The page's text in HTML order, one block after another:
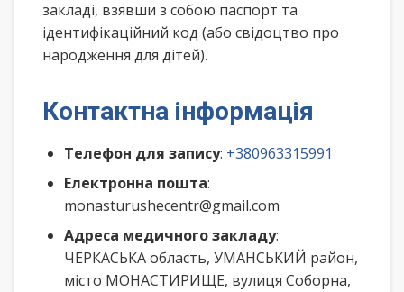
закладі, взявши з собою паспорт та
ідентифікаційний код (або свідоцтво про
народження для дітей).
Контактна інформація
Телефон для запису: +380963315991
Електронна пошта:
monasturushecentr@gmail.com
Адреса медичного закладу:
ЧЕРКАСЬКА область, УМАНСЬКИЙ район,
місто МОНАСТИРИЩЕ, вулиця Соборна,